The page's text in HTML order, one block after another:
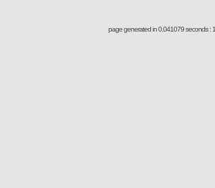
page generated in 0.041079 seconds :